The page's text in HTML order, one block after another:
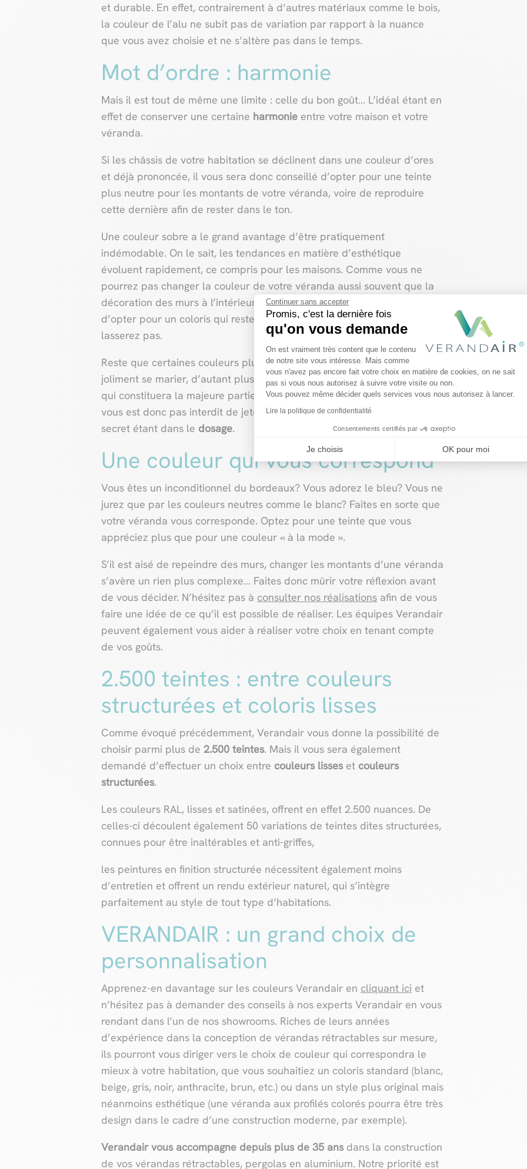
Continuer sans accepter
Promis, c'est la dernière fois
qu'on vous demande
Plateforme de Gestion du
On est vraiment très content que le contenu
de notre site vous intéresse. Mais comme
vous n'avez pas encore fait votre choix en matière de cookies, on ne sait
pas si vous nous autorisez à suivre votre visite ou non.
Vous pouvez même décider quels services vous nous autorisez à lancer.
Lire la politique de confidentialité
Consentements certifiés par
Je choisis OK pour moi
Axeptio consent
et durable. En effet, contrairement à d’autres matériaux comme le bois,
la couleur de l’alu ne subit pas de variation par rapport à la nuance
que vous avez choisie et ne s’altère pas dans le temps.
Mot d’ordre : harmonie
Mais il est tout de même une limite : celle du bon goût… L’idéal étant en
effet de conserver une certaine harmonie entre votre maison et votre
véranda.
Si les châssis de votre habitation se déclinent dans une couleur d’ores
et déjà prononcée, il vous sera donc conseillé d’opter pour une teinte
plus neutre pour les montants de votre véranda, voire de reproduire
cette dernière afin de rester dans le ton.
Une couleur sobre a le grand avantage d’être pratiquement
indémodable. On le sait, les tendances en matière d’esthétique
évoluent rapidement, ce compris pour les maisons. Comme vous ne
pourrez pas changer la couleur de votre véranda aussi souvent que la
décoration des murs à l’intérieur de votre habitation, il est important
d’opter pour un coloris qui restera tendance et dont vous ne vous
lasserez pas.
Reste que certaines couleurs plus prononcées peuvent également
joliment se marier, d’autant plus que c’est bien le vitrage transparent
qui constituera la majeure partie de votre véranda en aluminium. Il ne
vous est donc pas interdit de jeter votre dévolu sur un orange flash, le
secret étant dans le dosage.
Une couleur qui vous correspond
Vous êtes un inconditionnel du bordeaux? Vous adorez le bleu? Vous ne
jurez que par les couleurs neutres comme le blanc? Faites en sorte que
votre véranda vous corresponde. Optez pour une teinte que vous
appréciez plus que pour une couleur « à la mode ».
S’il est aisé de repeindre des murs, changer les montants d’une véranda
s’avère un rien plus complexe… Faites donc mûrir votre réflexion avant
de vous décider. N’hésitez pas à consulter nos réalisations afin de vous
faire une idée de ce qu’il est possible de réaliser. Les équipes Verandair
peuvent également vous aider à réaliser votre choix en tenant compte
de vos goûts.
2.500 teintes : entre couleurs
structurées et coloris lisses
Comme évoqué précédemment, Verandair vous donne la possibilité de
choisir parmi plus de 2.500 teintes. Mais il vous sera également
demandé d’effectuer un choix entre couleurs lisseset couleurs
structurées.
Les couleurs RAL, lisses et satinées, offrent en effet 2.500 nuances. De
celles-ci découlent également 50 variations de teintes dites structurées,
connues pour être inaltérables et anti-griffes,
les peintures en finition structurée nécessitent également moins
d’entretien et offrent un rendu extérieur naturel, qui s’intègre
parfaitement au style de tout type d’habitations.
VERANDAIR : un grand choix de
personnalisation
Apprenez-en davantage sur les couleurs Verandair en cliquant ici et
n’hésitez pas à demander des conseils à nos experts Verandair en vous
rendant dans l’un de nos showrooms. Riches de leurs années
d’expérience dans la conception de vérandas rétractables sur mesure,
ils pourront vous diriger vers le choix de couleur qui correspondra le
mieux à votre habitation, que vous souhaitiez un coloris standard (blanc,
beige, gris, noir, anthracite, brun, etc.) ou dans un style plus original mais
néanmoins esthétique (une véranda aux profilés colorés pourra être très
design dans le cadre d’une construction moderne, par exemple).
Verandair vous accompagne depuis plus de 35 ansdans la construction
de vos vérandas rétractables, pergolas en aluminium. Notre priorité est